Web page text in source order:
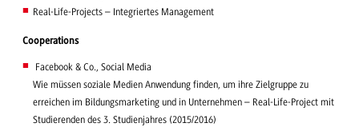
Real-Life-Projects – Integriertes Management
Cooperations
Facebook & Co., Social Media
Wie müssen soziale Medien Anwendung finden, um ihre Zielgruppe zu
erreichen im Bildungsmarketing und in Unternehmen – Real-Life-Project mit
Studierenden des 3. Studienjahres (2015/2016)